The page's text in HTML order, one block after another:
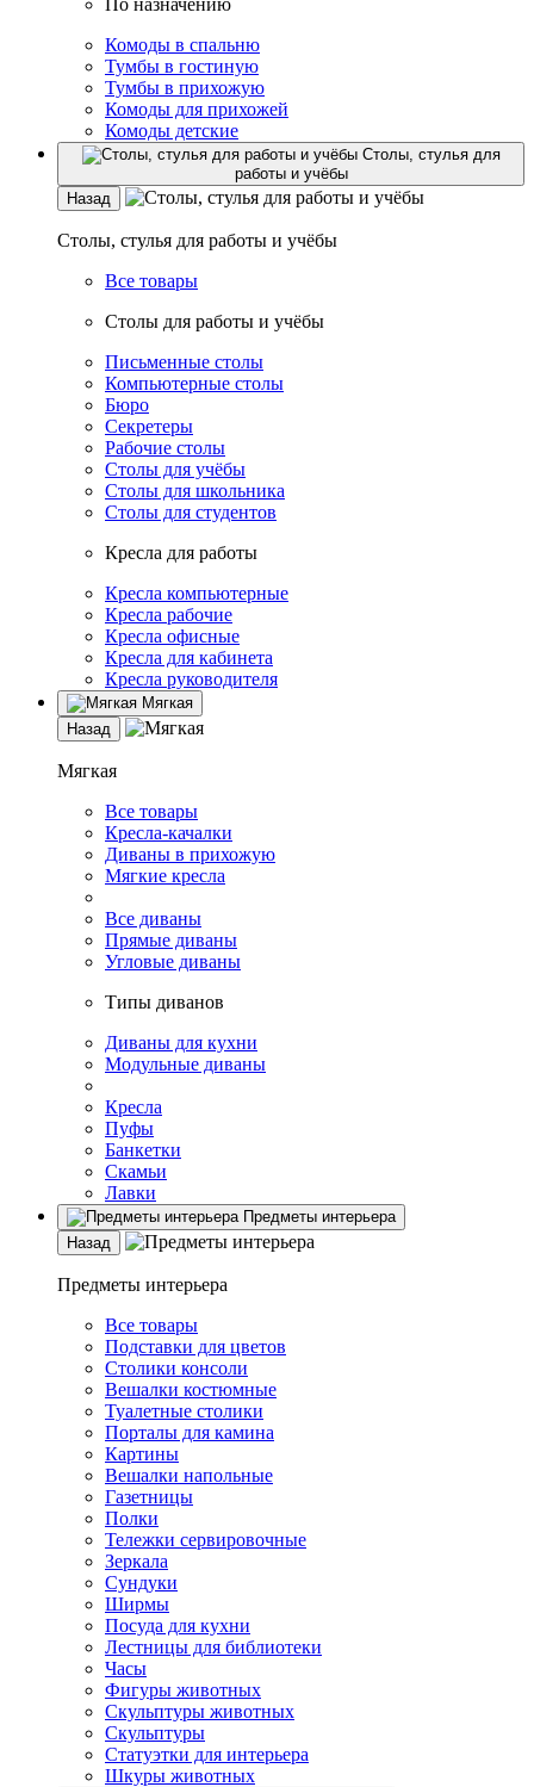
По назначению
Комоды в спальню
Тумбы в гостиную
Тумбы в прихожую
Комоды для прихожей
Комоды детские
Столы, стулья для
работы и учёбы
Назад
Столы, стулья для работы и учёбы
Все товары
Столы для работы и учёбы
Письменные столы
Компьютерные столы
Бюро
Секретеры
Рабочие столы
Столы для учёбы
Столы для школьника
Столы для студентов
Кресла для работы
Кресла компьютерные
Кресла рабочие
Кресла офисные
Кресла для кабинета
Кресла руководителя
Мягкая
Назад
Мягкая
Все товары
Кресла-качалки
Диваны в прихожую
Мягкие кресла
Все диваны
Прямые диваны
Угловые диваны
Типы диванов
Диваны для кухни
Модульные диваны
Кресла
Пуфы
Банкетки
Скамьи
Лавки
Предметы интерьера
Назад
Предметы интерьера
Все товары
Подставки для цветов
Столики консоли
Вешалки костюмные
Туалетные столики
Порталы для камина
Картины
Вешалки напольные
Газетницы
Полки
Тележки сервировочные
Зеркала
Сундуки
Ширмы
Посуда для кухни
Лестницы для библиотеки
Часы
Фигуры животных
Скульптуры животных
Скульптуры
Статуэтки для интерьера
Шкуры животных